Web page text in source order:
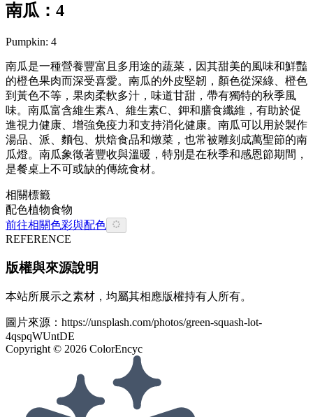
南瓜：4
Pumpkin: 4
南瓜是一種營養豐富且多用途的蔬菜，因其甜美的風味和鮮豔
的橙色果肉而深受喜愛。南瓜的外皮堅韌，顏色從深綠、橙色
到黃色不等，果肉柔軟多汁，味道甘甜，帶有獨特的秋季風
味。南瓜富含維生素A、維生素C、鉀和膳食纖維，有助於促
進視力健康、增強免疫力和支持消化健康。南瓜可以用於製作
湯品、派、麵包、烘焙食品和燉菜，也常被雕刻成萬聖節的南
瓜燈。南瓜象徵著豐收與溫暖，特別是在秋季和感恩節期間，
是餐桌上不可或缺的傳統食材。
相關標籤
配色植物食物
前往相關色彩與配色
REFERENCE
版權與來源說明
本站所展示之素材，均屬其相應版權持有人所有。
圖片來源： https://unsplash.com/photos/green-squash-lot-
4qspqWUntDE
Copyright © 2026 ColorEncyc